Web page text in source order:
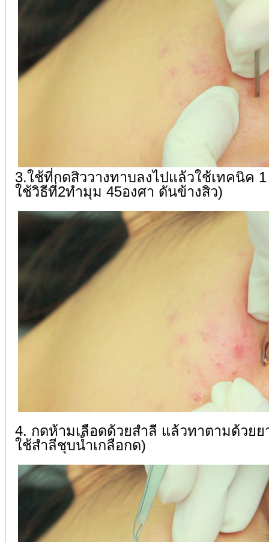
3.ใช้ที่กดสิววางทาบลงไปแล้วใช้เทคนิค
ใช้วิธีที่2ทำมุม 45องศา ดันข้างสิว)
4. กดห้ามเลือดด้วยสำลี แล้วทาตามด้วยย
ใช้สำลีชุบน้ำเกลือกด)